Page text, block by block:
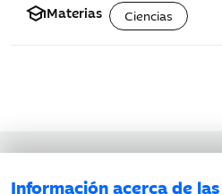
Información acerca de
schoolMaterias Ciencias